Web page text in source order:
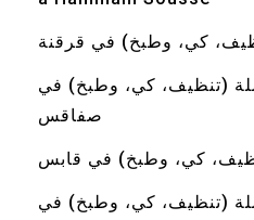
كي، وطبخ) في قرقنة
(تنظيف، كي، وطبخ) في
صفاقس
كي، وطبخ) في قابس
(تنظيف، كي، وطبخ) في